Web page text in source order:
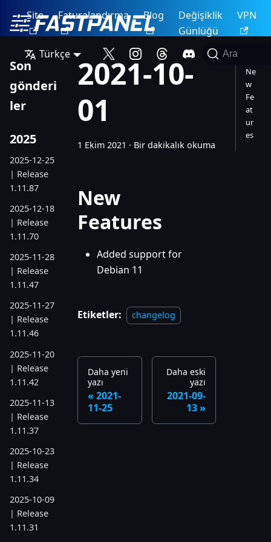
Site Faturalandırma Blog
Değişiklik
Günlüğü
VPN
Türkçe Ara
Son
gönderi
ler
2025
2025-12-25
| Release
1.11.87
2025-12-18
| Release
1.11.70
2025-11-28
| Release
1.11.47
2025-11-27
| Release
1.11.46
2025-11-20
| Release
1.11.42
2025-11-13
| Release
1.11.37
2025-10-23
| Release
1.11.34
2025-10-09
| Release
1.11.31
2021-10-
01
1 Ekim 2021 · Bir dakikalık okuma
New
Features
Added support for
Debian 11
Etiketler: changelog
Daha yeni
yazı
2021-
11-25
Daha eski
yazı
2021-09-
13
Ne
w
Fe
at
ur
es